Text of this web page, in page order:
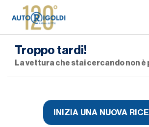
Troppo tardi!
La vettura che stai cercando non è
INIZIA UNA NUOVA